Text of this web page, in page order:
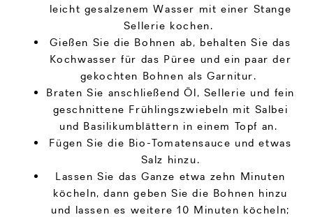
leicht gesalzenem Wasser mit einer Stange
Sellerie kochen.
Gießen Sie die Bohnen ab, behalten Sie das
Kochwasser für das Püree und ein paar der
gekochten Bohnen als Garnitur.
Braten Sie anschließend Öl, Sellerie und fein
geschnittene Frühlingszwiebeln mit Salbei
und Basilikumblättern in einem Topf an.
Fügen Sie die Bio-Tomatensauce und etwas
Salz hinzu.
Lassen Sie das Ganze etwa zehn Minuten
köcheln, dann geben Sie die Bohnen hinzu
und lassen es weitere 10 Minuten köcheln;